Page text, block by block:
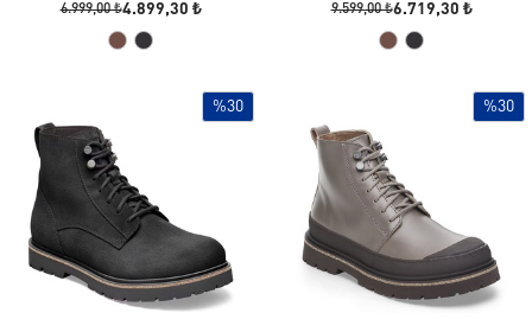
6.999,00 ₺4.899,30 ₺
9.599,00 ₺6.719,30 ₺
%30 %30